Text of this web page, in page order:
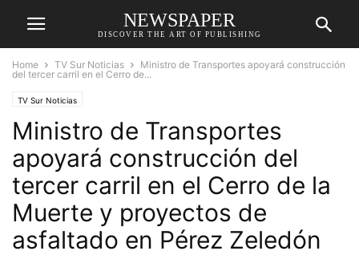
NEWSPAPER
DISCOVER THE ART OF PUBLISHING
Home TV Sur Noticias
Ministro de Transportes apoyará construcción
del tercer carril en el Cerro de...
TV Sur Noticias
Ministro de Transportes
apoyará construcción del
tercer carril en el Cerro de la
Muerte y proyectos de
asfaltado en Pérez Zeledón